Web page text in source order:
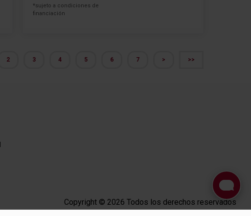
*sujeto a condiciones de
financiación
2 3 4 5 6 7 > >>
Copyright © 2026 Todos los derechos reservados